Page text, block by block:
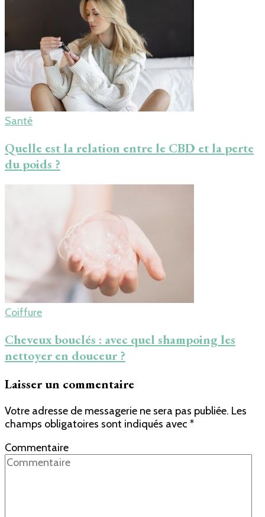
Santé
Quelle est la relation entre le CBD et la perte
du poids ?
Coiffure
Cheveux bouclés : avec quel shampoing les
nettoyer en douceur ?
Laisser un commentaire
Votre adresse de messagerie ne sera pas publiée. Les
champs obligatoires sont indiqués avec *
Commentaire